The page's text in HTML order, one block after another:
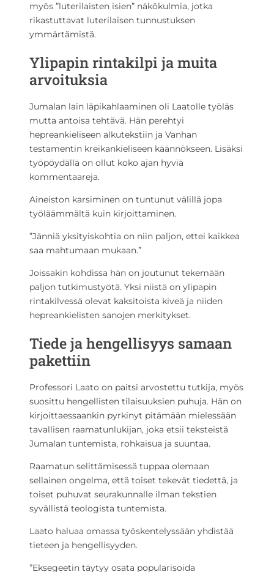
myös ”luterilaisten isien” näkökulmia, jotka
rikastuttavat luterilaisen tunnustuksen
ymmärtämistä.
Ylipapin rintakilpi ja muita
arvoituksia
Jumalan lain läpikahlaaminen oli Laatolle työläs
mutta antoisa tehtävä. Hän perehtyi
hepreankieliseen alkutekstiin ja Vanhan
testamentin kreikankieliseen käännökseen. Lisäksi
työpöydällä on ollut koko ajan hyviä
kommentaareja.
Aineiston karsiminen on tuntunut välillä jopa
työläämmältä kuin kirjoittaminen.
”Jänniä yksityiskohtia on niin paljon, ettei kaikkea
saa mahtumaan mukaan.”
Joissakin kohdissa hän on joutunut tekemään
paljon tutkimustyötä. Yksi niistä on ylipapin
rintakilvessä olevat kaksitoista kiveä ja niiden
hepreankielisten sanojen merkitykset.
Tiede ja hengellisyys samaan
pakettiin
Professori Laato on paitsi arvostettu tutkija, myös
suosittu hengellisten tilaisuuksien puhuja. Hän on
kirjoittaessaankin pyrkinyt pitämään mielessään
tavallisen raamatunlukijan, joka etsii teksteistä
Jumalan tuntemista, rohkaisua ja suuntaa.
Raamatun selittämisessä tuppaa olemaan
sellainen ongelma, että toiset tekevät tiedettä, ja
toiset puhuvat seurakunnalle ilman tekstien
syvällistä teologista tuntemista.
Laato haluaa omassa työskentelyssään yhdistää
tieteen ja hengellisyyden.
”Eksegeetin täytyy osata popularisoida